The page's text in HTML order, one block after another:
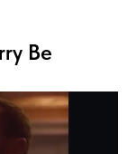
Be